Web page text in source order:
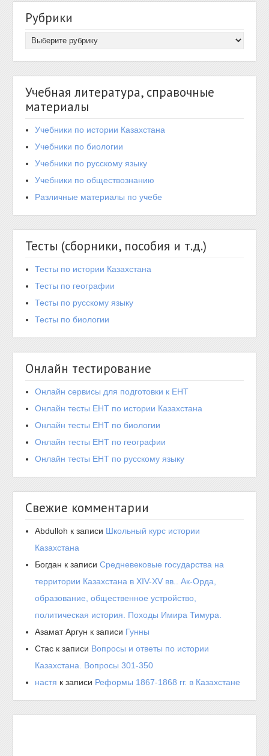
Рубрики
Учебная литература, справочные
материалы
Учебники по истории Казахстана
Учебники по биологии
Учебники по русскому языку
Учебники по обществознанию
Различные материалы по учебе
Тесты (сборники, пособия и т.д.)
Тесты по истории Казахстана
Тесты по географии
Тесты по русскому языку
Тесты по биологии
Онлайн тестирование
Онлайн сервисы для подготовки к ЕНТ
Онлайн тесты ЕНТ по истории Казахстана
Онлайн тесты ЕНТ по биологии
Онлайн тесты ЕНТ по географии
Онлайн тесты ЕНТ по русскому языку
Свежие комментарии
Abdulloh к записи Школьный курс истории
Казахстана
Богдан к записиСредневековые государства на
территории Казахстана в XIV-XV вв.. Ак-Орда,
образование, общественное устройство,
политическая история. Походы Имира Тимура.
Азамат Аргун к записи Гунны
Стас к записи Вопросы и ответы по истории
Казахстана. Вопросы 301-350
настя к записи Реформы 1867-1868 гг. в Казахстане